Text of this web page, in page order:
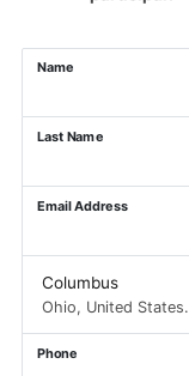
Name
Last Name
Email Address
Columbus
Ohio, United States.
Phone